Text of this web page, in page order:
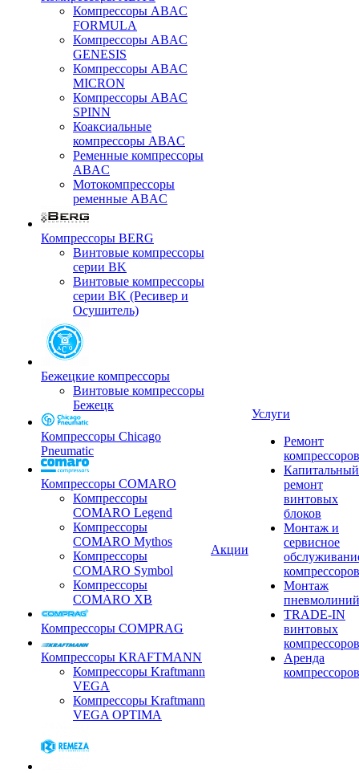
Компрессоры ABAC
FORMULA
Компрессоры ABAC
GENESIS
Компрессоры ABAC
MICRON
Компрессоры ABAC
SPINN
Коаксиальные
компрессоры ABAC
Ременные компрессоры
ABAC
Мотокомпрессоры
ременные ABAC
Компрессоры BERG
Винтовые компрессоры
серии BK
Винтовые компрессоры
серии BK (Ресивер и
Осушитель)
Бежецкие компрессоры
Винтовые компрессоры
Бежецк
Компрессоры Chicago
Pneumatic
Компрессоры COMARO
Компрессоры
COMARO Legend
Компрессоры
COMARO Mythos
Компрессоры
COMARO Symbol
Компрессоры
COMARO XB
Компрессоры COMPRAG
Компрессоры KRAFTMANN
Компрессоры Kraftmann
VEGA
Компрессоры Kraftmann
VEGA OPTIMA
Акции
Услуги
Ремонт
компрессоров
Капитальный
ремонт
винтовых
блоков
Монтаж и
сервисное
компрессоров
Монтаж
пневмолиний
TRADE-IN
винтовых
компрессоров
Аренда
компрессоров